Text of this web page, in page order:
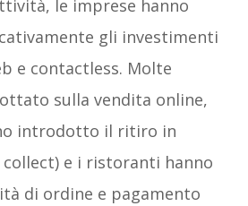
le imprese hanno
gli investimenti
e contactless. Molte
sulla vendita online,
introdotto il ritiro in
collect) e i ristoranti hanno
di ordine e pagamento